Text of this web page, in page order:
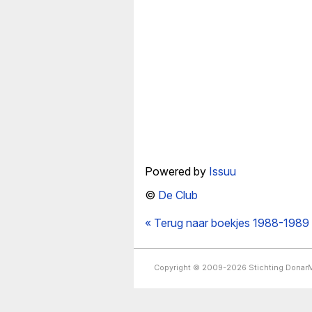
Powered by Issuu
© De Club
« Terug naar boekjes 1988-1989
Copyright © 2009-2026 Stichting